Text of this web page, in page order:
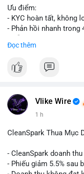
Ưu điểm:
- KYC hoàn tất, không
- Phản hồi nhanh trong
📞 WhatsApp: +1 660
Đọc thêm
Vlike Wire
1 h
CleanSpark Thua Mục
- CleanSpark doanh
- Phiếu giảm 5.5% sau